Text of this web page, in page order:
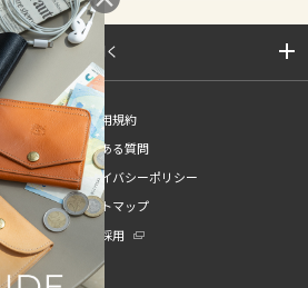
サイトマップを開く
ご利用規約
よくある質問
プライバシーポリシー
サイトマップ
新卒採用